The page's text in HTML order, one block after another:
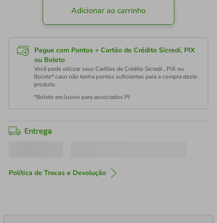
Adicionar ao carrinho
Pague com Pontos + Cartão de Crédito Sicredi, PIX
ou Boleto
Você pode utilizar seus Cartões de Crédito Sicredi , PIX ou
Boleto* caso não tenha pontos suficientes para a compra deste
produto.
*Boleto exclusivo para associados PJ
Entrega
Política de Trocas e Devolução